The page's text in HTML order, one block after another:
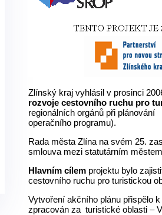
Zlínský kraj vyhlásil v prosinci
rozvoje cestovního ruchu pro
regionálních orgánů při
operačního programu).
Rada města Zlína na svém 25.
smlouva mezi statutárním
Hlavním cílem projektu bylo
cestovního ruchu pro turistickou
Vytvoření akčního plánu přispělo
zpracován za turistické oblasti –